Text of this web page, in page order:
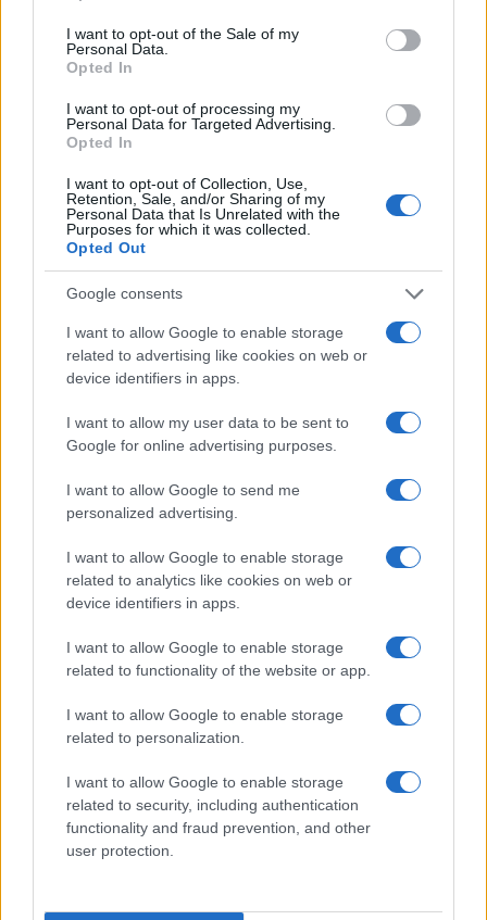
use your data for below specified purposes in below Google
consent section.
I want to opt-out of the Sale of my
Personal Data.
Opted In
I want to opt-out of processing my
Personal Data for Targeted Advertising.
Opted In
I want to opt-out of Collection, Use,
Retention, Sale, and/or Sharing of my
Personal Data that Is Unrelated with the
Purposes for which it was collected.
Opted Out
Google consents
I want to allow Google to enable storage
related to advertising like cookies on web or
device identifiers in apps.
I want to allow my user data to be sent to
Google for online advertising purposes.
I want to allow Google to send me
personalized advertising.
I want to allow Google to enable storage
related to analytics like cookies on web or
device identifiers in apps.
I want to allow Google to enable storage
related to functionality of the website or app.
I want to allow Google to enable storage
related to personalization.
I want to allow Google to enable storage
related to security, including authentication
functionality and fraud prevention, and other
user protection.
Guía para evaluar RWA: custodios, oráculos, liquidez y riesgo
INVERSIONES
aplicar cada método
Marta Ruiz · 6 Ago 2026
INVERSIONES